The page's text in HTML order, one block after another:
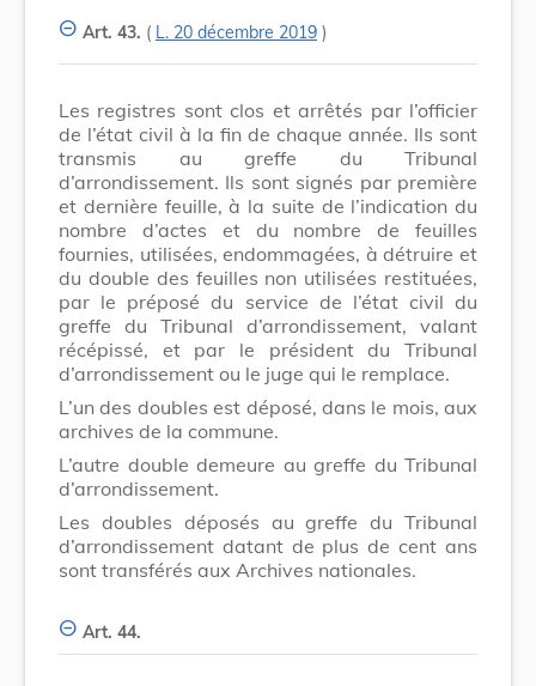
Art. 43. ( L. 20 décembre 2019 )
Les registres sont clos et arrêtés par l’officier
de l’état civil à la fin de chaque année. Ils sont
transmis au greffe du Tribunal
d’arrondissement. Ils sont signés par première
et dernière feuille, à la suite de l’indication du
nombre d’actes et du nombre de feuilles
fournies, utilisées, endommagées, à détruire et
du double des feuilles non utilisées restituées,
par le préposé du service de l’état civil du
greffe du Tribunal d’arrondissement, valant
récépissé, et par le président du Tribunal
d’arrondissement ou le juge qui le remplace.
L’un des doubles est déposé, dans le mois, aux
archives de la commune.
L’autre double demeure au greffe du Tribunal
d’arrondissement.
Les doubles déposés au greffe du Tribunal
d’arrondissement datant de plus de cent ans
sont transférés aux Archives nationales.
Art. 44.